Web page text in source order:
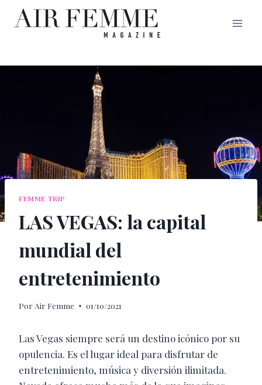
Saltar
FEMME TRIP
LAS VEGAS: la capital
mundial del
entretenimiento
Por Air Femme 01/10/2021
Las Vegas siempre será un destino icónico por su
opulencia. Es el lugar ideal para disfrutar de
entretenimiento, música y diversión ilimitada.